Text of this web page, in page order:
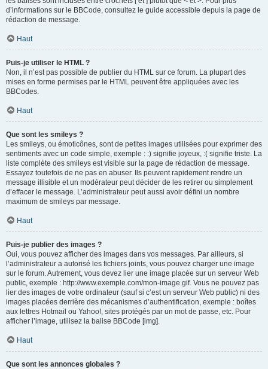
d’informations sur le BBCode, consultez le guide accessible depuis la page de
rédaction de message.
Haut
Puis-je utiliser le HTML ?
Non, il n’est pas possible de publier du HTML sur ce forum. La plupart des
mises en forme permises par le HTML peuvent être appliquées avec les
BBCodes.
Haut
Que sont les smileys ?
Les smileys, ou émoticônes, sont de petites images utilisées pour exprimer des
sentiments avec un code simple, exemple : :) signifie joyeux, :( signifie triste. La
liste complète des smileys est visible sur la page de rédaction de message.
Essayez toutefois de ne pas en abuser. Ils peuvent rapidement rendre un
message illisible et un modérateur peut décider de les retirer ou simplement
d’effacer le message. L’administrateur peut aussi avoir défini un nombre
maximum de smileys par message.
Haut
Puis-je publier des images ?
Oui, vous pouvez afficher des images dans vos messages. Par ailleurs, si
l’administrateur a autorisé les fichiers joints, vous pouvez charger une image
sur le forum. Autrement, vous devez lier une image placée sur un serveur Web
public, exemple : http://www.exemple.com/mon-image.gif. Vous ne pouvez pas
lier des images de votre ordinateur (sauf si c’est un serveur Web public) ni des
images placées derrière des mécanismes d’authentification, exemple : boîtes
aux lettres Hotmail ou Yahoo!, sites protégés par un mot de passe, etc. Pour
afficher l’image, utilisez la balise BBCode [img].
Haut
Que sont les annonces globales ?